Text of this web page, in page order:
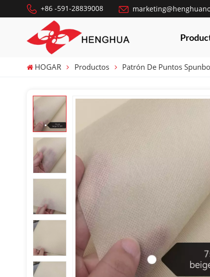
+86 -591-28839008
HOGAR Productos Patrón De Puntos